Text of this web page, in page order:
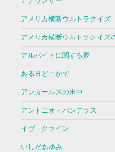
アメリカ横断ウルトラクイズ
アメリカ横断ウルトラクイズ
アルバイトに関する夢
ある日どこかで
アンガールズの田中
アントニオ・バンデラス
イヴ・クライン
いしだあゆみ